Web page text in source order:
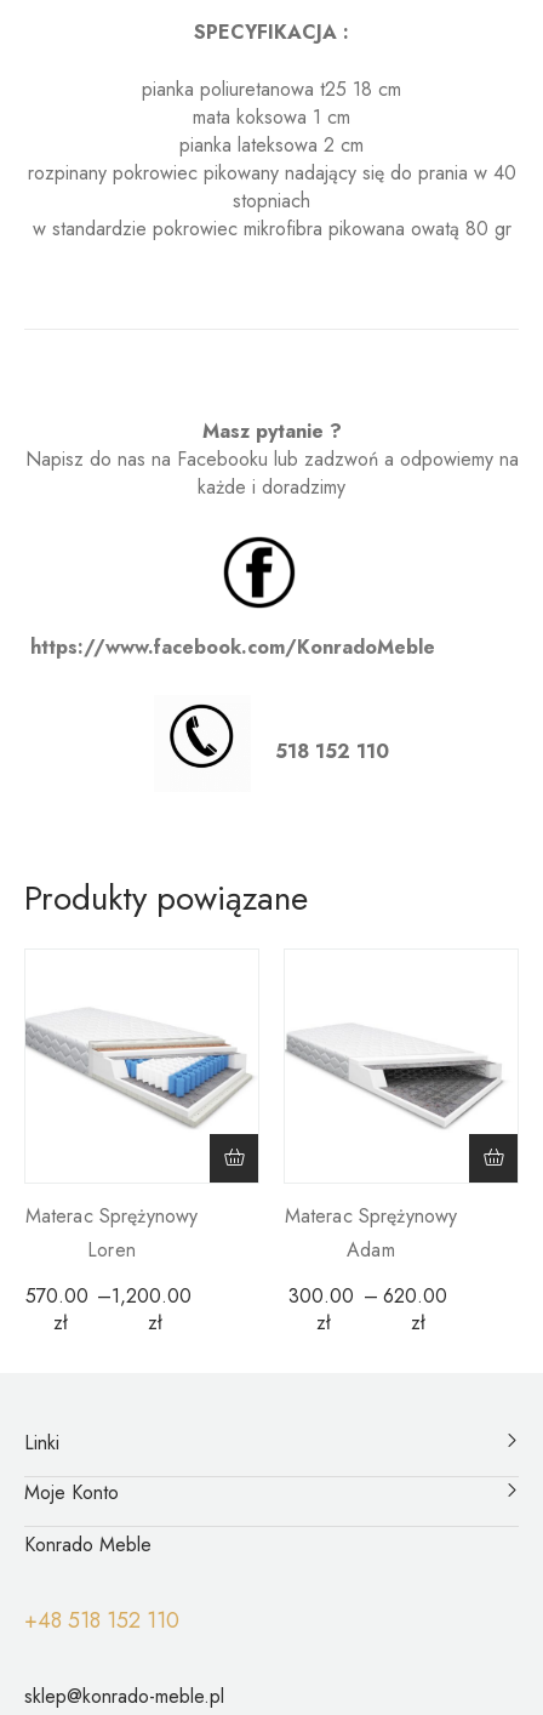
SPECYFIKACJA :
pianka poliuretanowa t25 18 cm
mata koksowa 1 cm
pianka lateksowa 2 cm
rozpinany pokrowiec pikowany nadający się do prania w 40
stopniach
w standardzie pokrowiec mikrofibra pikowana owatą 80 gr
Masz pytanie ?
Napisz do nas na Facebooku lub zadzwoń a odpowiemy na
każde i doradzimy
https://www.facebook.com/KonradoMeble
518 152 110
Produkty powiązane
Materac Sprężynowy
Loren
570.00
zł
–1,200.00
zł
Materac Sprężynowy
Adam
300.00
zł
– 620.00
zł
Linki
Moje Konto
Konrado Meble
+48 518 152 110
sklep@konrado-meble.pl